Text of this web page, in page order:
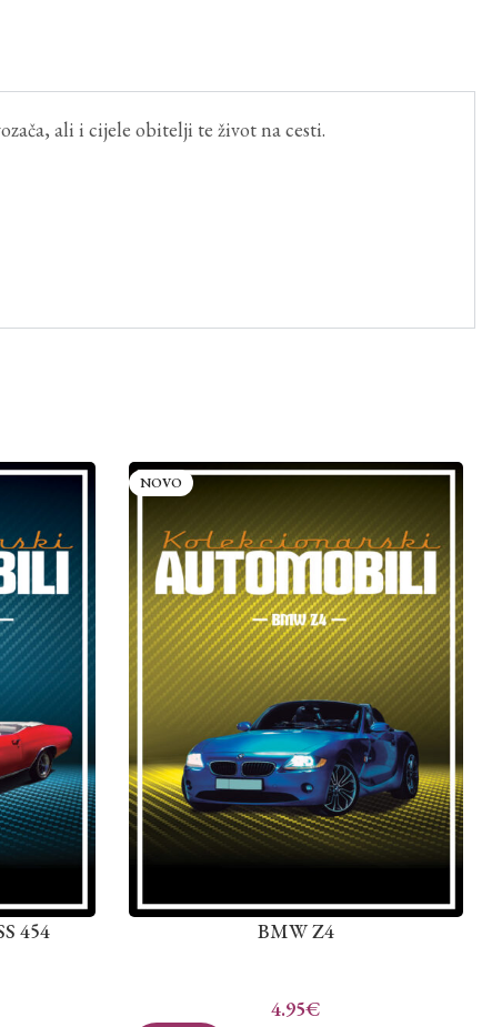
ali i cijele obitelji te život na cesti.
454
NOVO
BMW Z4
4.95€